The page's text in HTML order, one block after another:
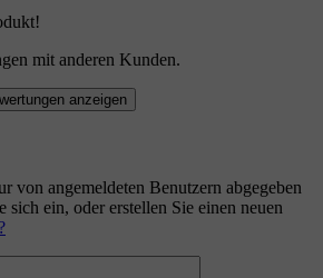
mit anderen Kunden.
anzeigen
von angemeldeten Benutzern abgegeben
sich ein, oder erstellen Sie einen neuen